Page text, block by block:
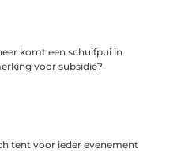
komt een schuifpui in
voor subsidie?
tent voor ieder evenement